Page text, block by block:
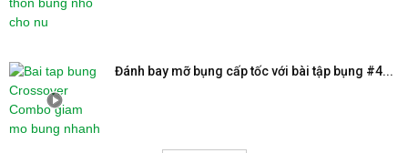
Đánh bay mỡ bụng cấp tốc với bài tập bụng #4...